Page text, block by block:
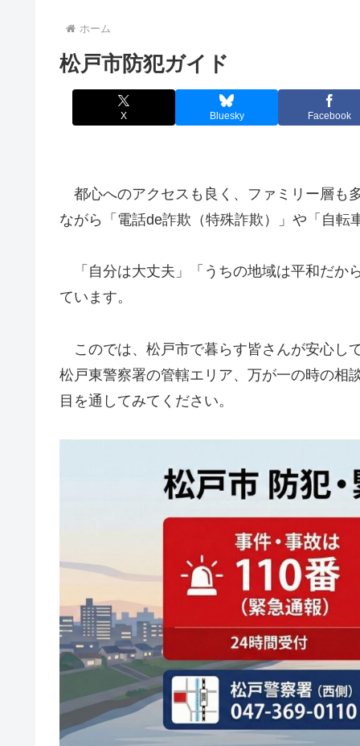
ホーム
松戸市防犯ガイド
X Bluesky Facebook
都心へのアクセスも良く、ファミリー層も
ながら「電話de詐欺（特殊詐欺）」や「自
「自分は大丈夫」「うちの地域は平和だか
ています。
このでは、松戸市で暮らす皆さんが安心し
松戸東警察署の管轄エリア、万が一の時の相
目を通してみてください。